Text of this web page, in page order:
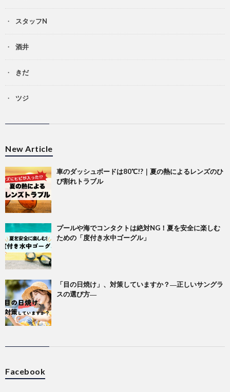
スタッフN
酒井
きだ
ツジ
New Article
車のダッシュボードは80℃!?｜夏の熱によるレンズのひ
び割れトラブル
プールや海でコンタクトは絶対NG！夏を安全に楽しむ
ための「度付き水中ゴーグル」
「目の日焼け」、対策していますか？―正しいサングラ
スの選び方―
Facebook